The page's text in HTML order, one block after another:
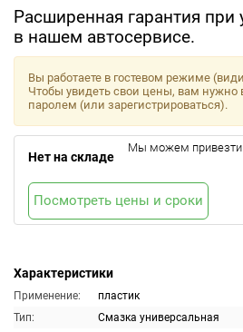
Расширенная гарантия при
в нашем автосервисе.
Характеристики
Применение:
пластик
Тип:
Смазка универсальная
Вы работаете в гостевом режиме
Чтобы увидеть свои цены, вам нужно
паролем (или зарегистрироваться).
Нет на складе
Мы можем привезти
Посмотреть цены и сроки